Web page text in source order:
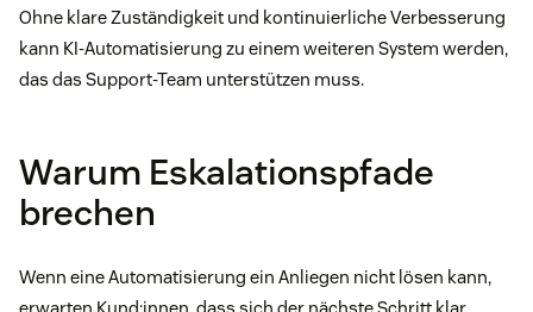
Ohne klare Zuständigkeit und kontinuierliche Verbesserung
kann KI-Automatisierung zu einem weiteren System werden,
das das Support-Team unterstützen muss.
Warum Eskalationspfade
brechen
Wenn eine Automatisierung ein Anliegen nicht lösen kann,